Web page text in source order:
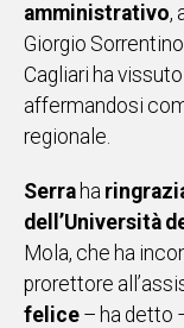
amministrativo,
Giorgio
Cagliari ha
affermandosi
regionale.
Serra ha
dell’Università
Mola, che ha
prorettore
felice – ha detto